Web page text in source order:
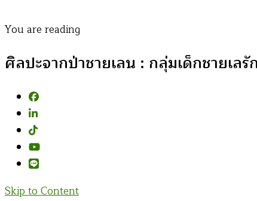
You are reading
ศิลปะจากป่าชายเลน : กลุ่มเด็กชายเล
Skip to Content